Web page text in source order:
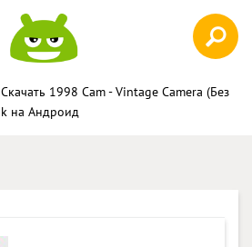
1998 Cam - Vintage Camera (Без
на Андроид